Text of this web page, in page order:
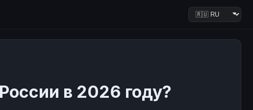
в 2026 году?